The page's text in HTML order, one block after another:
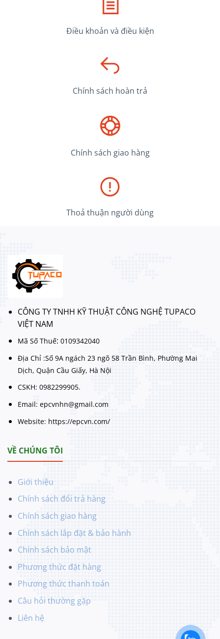
Điều khoản và điều kiện
Chính sách hoàn trả
Chính sách giao hàng
Thoả thuận người dùng
CÔNG TY TNHH KỸ THUẬT CÔNG NGHỆ TUPACO
VIỆT NAM
Mã Số Thuế: 0109342040
Địa Chỉ :Số 9A ngách 23 ngõ 58 Trần Bình, Phường Mai
Dịch, Quận Cầu Giấy, Hà Nội
CSKH: 0982299905.
Email: epcvnhn@gmail.com
Website: https://epcvn.com/
VỀ CHÚNG TÔI
Giới thiệu
Chính sách đổi trả hàng
Chính sách giao hàng
Chính sách lắp đặt & bảo hành
Chính sách bảo mật
Phương thức đặt hàng
Phương thức thanh toán
Câu hỏi thường gặp
Liên hệ